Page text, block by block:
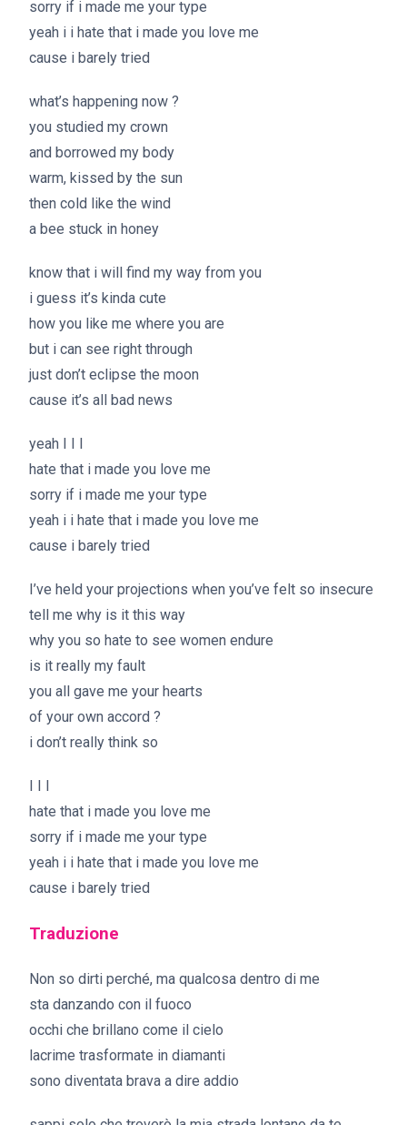
sorry if i made me your type
yeah i i hate that i made you love me
cause i barely tried
what’s happening now ?
you studied my crown
and borrowed my body
warm, kissed by the sun
then cold like the wind
a bee stuck in honey
know that i will find my way from you
i guess it’s kinda cute
how you like me where you are
but i can see right through
just don’t eclipse the moon
cause it’s all bad news
yeah I I I
hate that i made you love me
sorry if i made me your type
yeah i i hate that i made you love me
cause i barely tried
I’ve held your projections when you’ve felt so insecure
tell me why is it this way
why you so hate to see women endure
is it really my fault
you all gave me your hearts
of your own accord ?
i don’t really think so
I I I
hate that i made you love me
sorry if i made me your type
yeah i i hate that i made you love me
cause i barely tried
Traduzione
Non so dirti perché, ma qualcosa dentro di me
sta danzando con il fuoco
occhi che brillano come il cielo
lacrime trasformate in diamanti
sono diventata brava a dire addio